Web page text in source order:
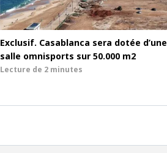
Exclusif. Casablanca sera dotée d’une
salle omnisports sur 50.000 m2
Lecture de 2 minutes